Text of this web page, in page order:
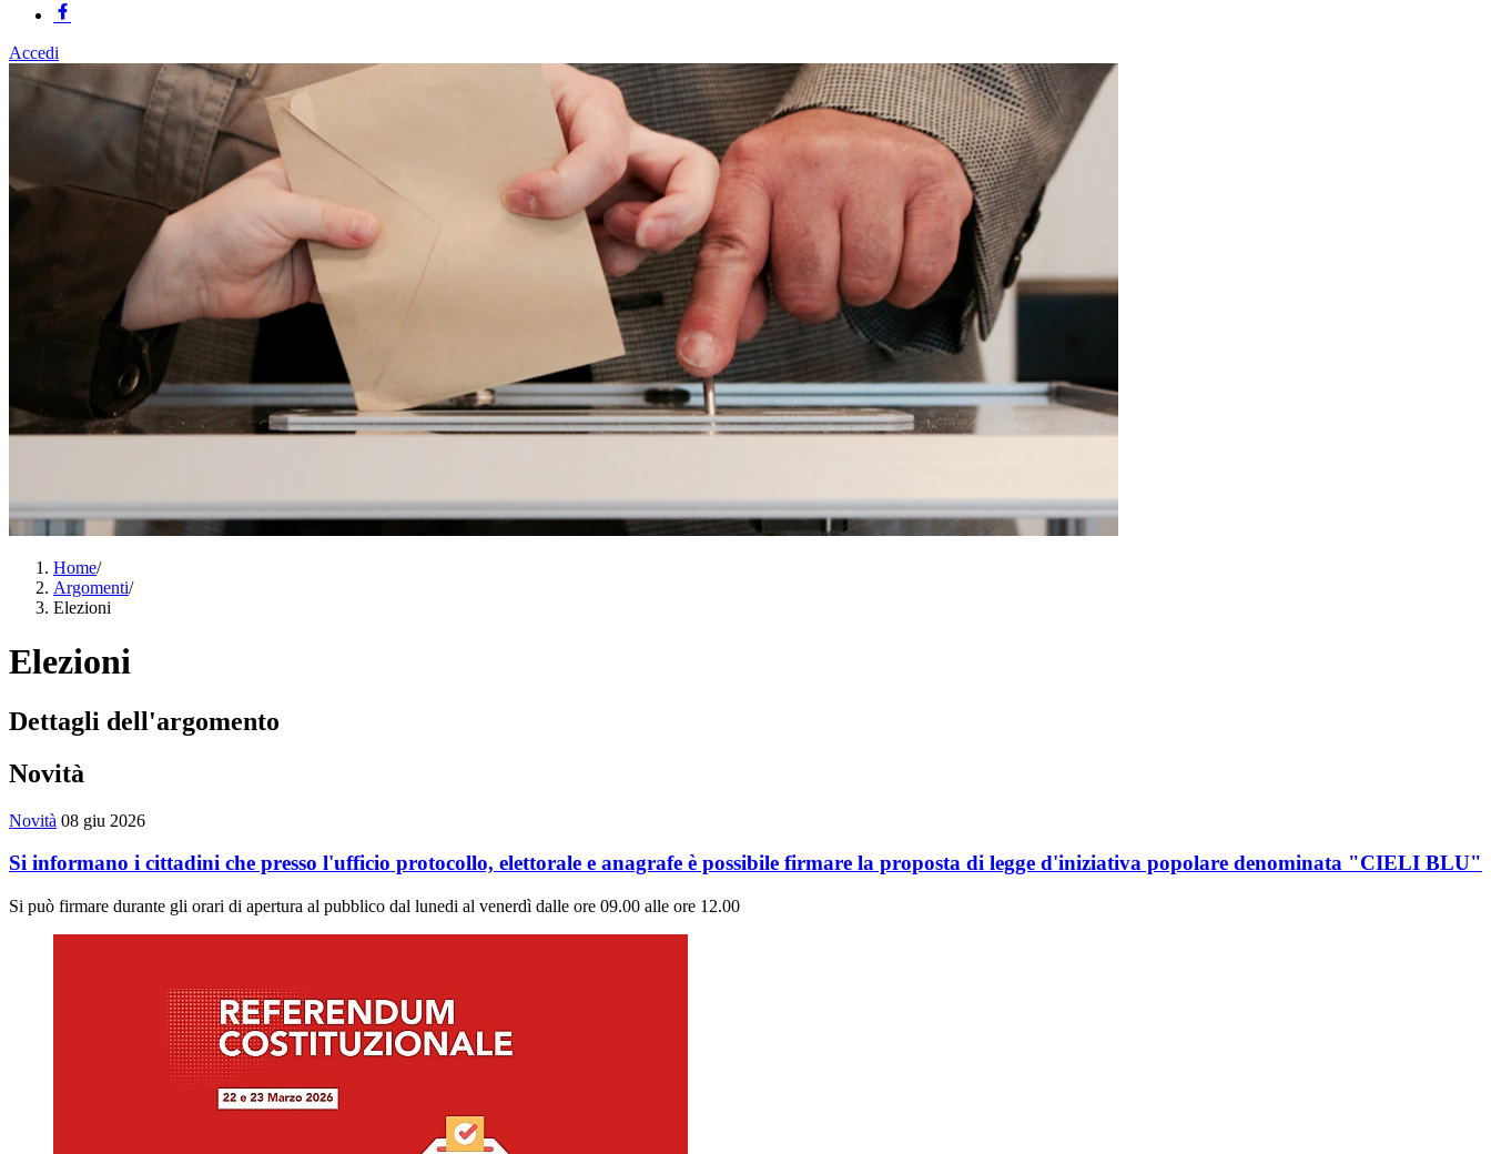
Accedi
Home/
Argomenti/
Elezioni
Elezioni
Dettagli dell'argomento
Novità
Novità 08 giu 2026
Si informano i cittadini che presso l'ufficio protocollo, elettorale e anagrafe è possibile firmare la proposta di legge d'iniziativa popolare denominata "CIELI BLU"
Si può firmare durante gli orari di apertura al pubblico dal lunedi al venerdì dalle ore 09.00 alle ore 12.00